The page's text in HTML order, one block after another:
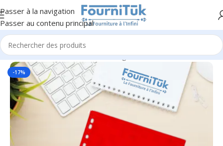
Passer à la navigation
Passer au contenu principal
Accueil/Fourniture de Bureau/Rangement & Classement
-17%